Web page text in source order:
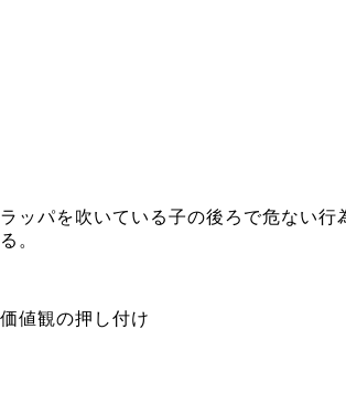
ラッパを吹いている子の後ろで危ない行
る。
価値観の押し付け